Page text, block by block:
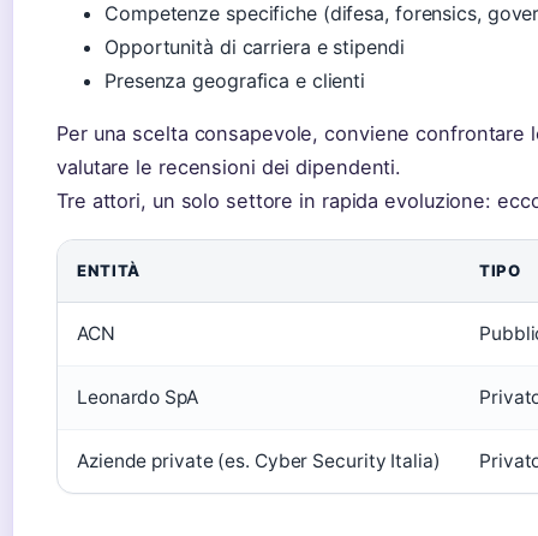
Competenze specifiche (difesa, forensics,
Opportunità di carriera e stipendi
Presenza geografica e clienti
Per una scelta consapevole, conviene
valutare le recensioni dei dipendenti.
Tre attori, un solo settore in rapida evoluzione:
ENTITÀ TIPO
ACN
Leonardo SpA
Aziende private (es. Cyber Security Italia)